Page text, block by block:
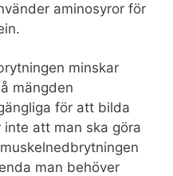
aminosyror för
minskar
mängden
för att bilda
att man ska göra
man behöver